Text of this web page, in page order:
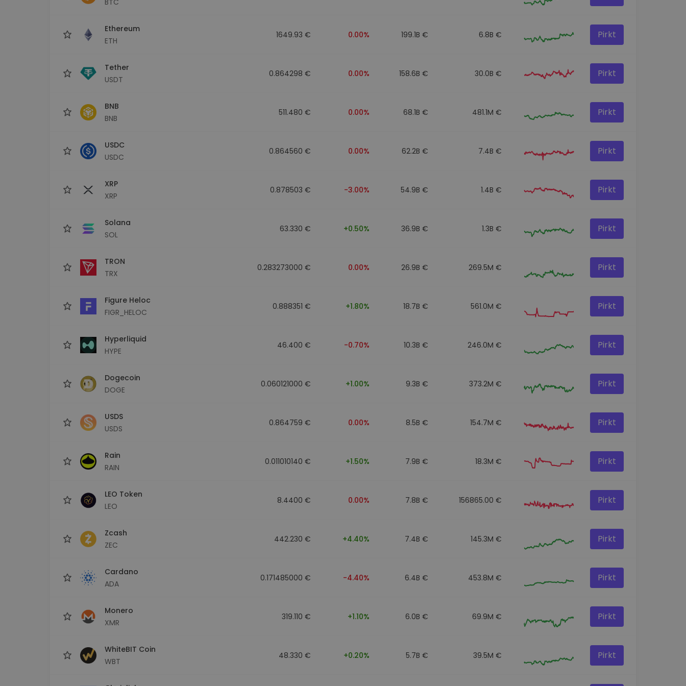
Ethereum
ETH
1649.93 € 0.00% 199.1B € 6.8B € Pirkt
Tether
USDT
0.864298 € 0.00% 158.6B € 30.0B € Pirkt
BNB
BNB
511.480 € 0.00% 68.1B € 481.1M € Pirkt
USDC
USDC
0.864560 € 0.00% 62.2B € 7.4B € Pirkt
XRP
XRP
0.878503 € -3.00% 54.9B € 1.4B € Pirkt
Solana
SOL
63.330 € +0.50% 36.9B € 1.3B € Pirkt
TRON
TRX
0.283273000 € 0.00% 26.9B € 269.5M € Pirkt
Figure Heloc
FIGR_HELOC
0.888351 € +1.80% 18.7B € 561.0M € Pirkt
Hyperliquid
HYPE
46.400 € -0.70% 10.3B € 246.0M € Pirkt
Dogecoin
DOGE
0.060121000 € +1.00% 9.3B € 373.2M € Pirkt
USDS
USDS
0.864759 € 0.00% 8.5B € 154.7M € Pirkt
Rain
RAIN
0.011010140 € +1.50% 7.9B € 18.3M € Pirkt
LEO Token
LEO
8.4400 € 0.00% 7.8B € 156865.00 € Pirkt
Zcash
ZEC
442.230 € +4.40% 7.4B € 145.3M € Pirkt
Cardano
ADA
0.171485000 € -4.40% 6.4B € 453.8M € Pirkt
Monero
XMR
319.110 € +1.10% 6.0B € 69.9M € Pirkt
WhiteBIT Coin
WBT
48.330 € +0.20% 5.7B € 39.5M € Pirkt